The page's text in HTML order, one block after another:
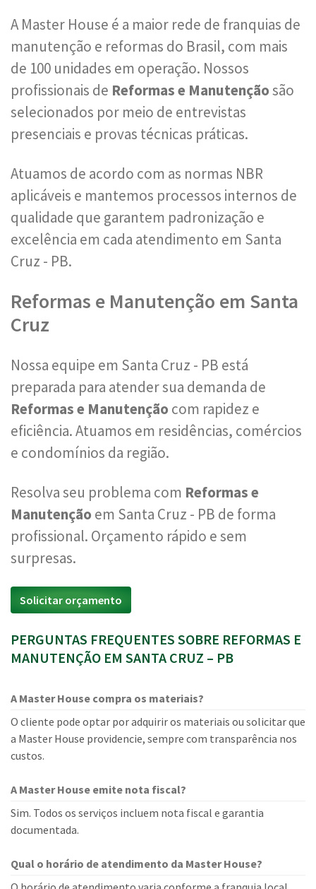
A Master House é a maior rede de franquias de
manutenção e reformas do Brasil, com mais
de 100 unidades em operação. Nossos
profissionais de Reformas e Manutençãosão
selecionados por meio de entrevistas
presenciais e provas técnicas práticas.
Atuamos de acordo com as normas NBR
aplicáveis e mantemos processos internos de
qualidade que garantem padronização e
excelência em cada atendimento em Santa
Cruz - PB.
Reformas e Manutenção em Santa
Cruz
Nossa equipe em Santa Cruz - PB está
preparada para atender sua demanda de
Reformas e Manutenção com rapidez e
eficiência. Atuamos em residências, comércios
e condomínios da região.
Resolva seu problema com Reformas e
Manutenção em Santa Cruz - PB de forma
profissional. Orçamento rápido e sem
surpresas.
Solicitar orçamento
PERGUNTAS FREQUENTES SOBRE REFORMAS E
MANUTENÇÃO EM SANTA CRUZ – PB
A Master House compra os materiais?
O cliente pode optar por adquirir os materiais ou solicitar que
a Master House providencie, sempre com transparência nos
custos.
A Master House emite nota fiscal?
Sim. Todos os serviços incluem nota fiscal e garantia
documentada.
Qual o horário de atendimento da Master House?